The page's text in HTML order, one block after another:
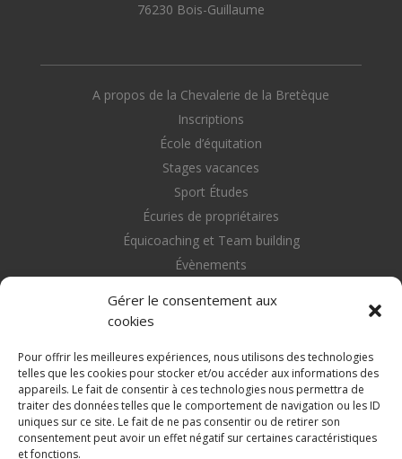
Gérer le consentement aux
cookies
Pour offrir les meilleures expériences, nous utilisons des technologies
telles que les cookies pour stocker et/ou accéder aux informations des
appareils. Le fait de consentir à ces technologies nous permettra de
traiter des données telles que le comportement de navigation ou les ID
uniques sur ce site. Le fait de ne pas consentir ou de retirer son
consentement peut avoir un effet négatif sur certaines caractéristiques
et fonctions.
76230 Bois-Guillaume
A propos de la Chevalerie de la Bretèque
Inscriptions
École d’équitation
Stages vacances
Sport Études
Écuries de propriétaires
Équicoaching et Team building
Évènements
Retrouvez nous sur les réseaux sociaux
 